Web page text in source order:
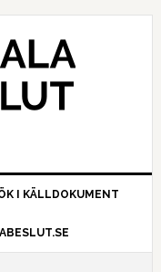
I KÄLLDOKUMENT